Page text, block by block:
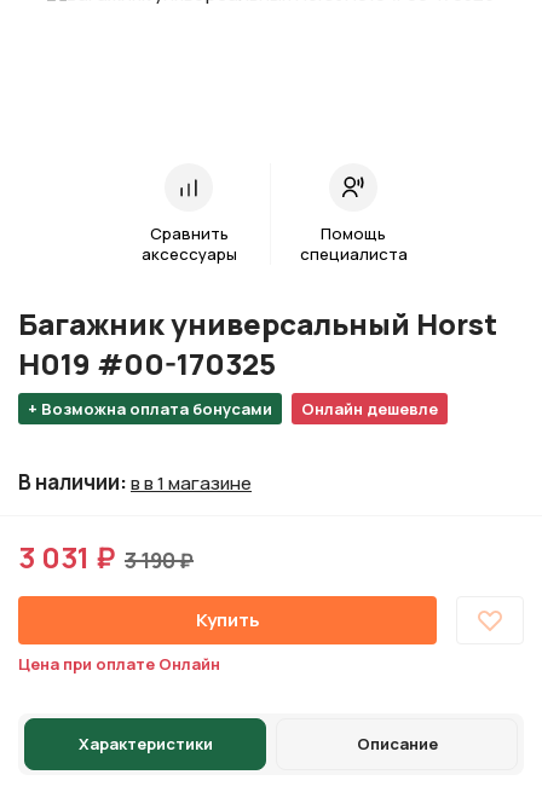
Сравнить
аксессуары
Помощь
специалиста
+ Возможна оплата бонусами Онлайн дешевле
Багажник универсальный Horst
H019 #00-170325
В наличии:в в 1 магазине
3 031 ₽ 3 190 ₽
Купить
Цена при оплате Онлайн
Характеристики Описание